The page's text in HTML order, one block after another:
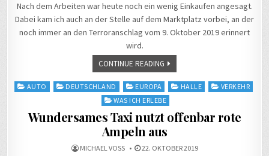
Nach dem Arbeiten war heute noch ein wenig Einkaufen angesagt.
Dabei kam ich auch an der Stelle auf dem Marktplatz vorbei, an der
noch immer an den Terroranschlag vom 9. Oktober 2019 erinnert
wird.
CONTINUE READING
Posted
AUTO DEUTSCHLAND EUROPA HALLE
VERKEHR
WAS ICH ERLEBE
Wundersames Taxi nutzt offenbar rote
Ampeln aus
MICHAEL VOSS 22. OKTOBER 2019